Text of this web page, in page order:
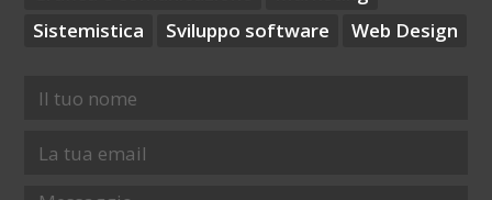
Sistemistica
Sviluppo software Web Design